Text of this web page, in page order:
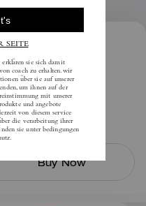
Jeans Aus
Buy Now